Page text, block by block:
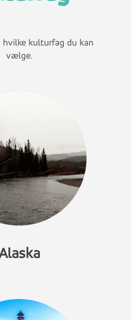
hvilke kulturfag du kan
vælge.